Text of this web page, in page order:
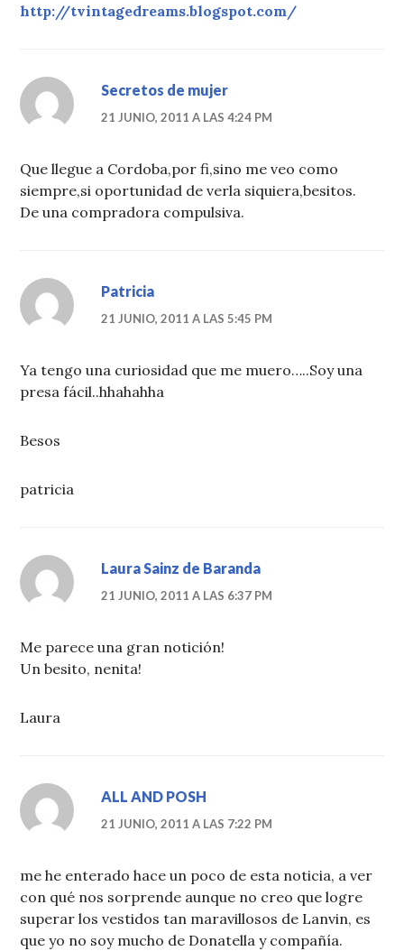
http://tvintagedreams.blogspot.com/
Secretos de mujer
21 JUNIO, 2011 A LAS 4:24 PM
Que llegue a Cordoba,por fi,sino me veo como
siempre,si oportunidad de verla siquiera,besitos.
De una compradora compulsiva.
Patricia
21 JUNIO, 2011 A LAS 5:45 PM
Ya tengo una curiosidad que me muero…..Soy una
presa fácil..hhahahha
Besos
patricia
Laura Sainz de Baranda
21 JUNIO, 2011 A LAS 6:37 PM
Me parece una gran notición!
Un besito, nenita!
Laura
ALL AND POSH
21 JUNIO, 2011 A LAS 7:22 PM
me he enterado hace un poco de esta noticia, a ver
con qué nos sorprende aunque no creo que logre
superar los vestidos tan maravillosos de Lanvin, es
que yo no soy mucho de Donatella y compañía.